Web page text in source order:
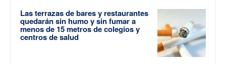
Las terrazas de bares y restaurantes
quedarán sin humo y sin fumar a
menos de 15 metros de colegios y
centros de salud